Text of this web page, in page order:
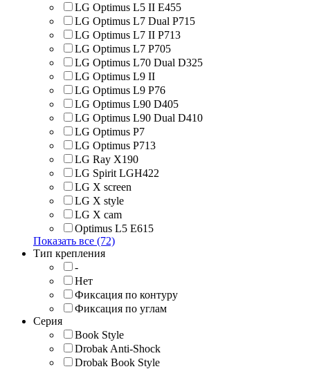
LG Optimus L5 II E455
LG Optimus L7 Dual P715
LG Optimus L7 II P713
LG Optimus L7 P705
LG Optimus L70 Dual D325
LG Optimus L9 II
LG Optimus L9 P76
LG Optimus L90 D405
LG Optimus L90 Dual D410
LG Optimus P7
LG Optimus P713
LG Ray X190
LG Spirit LGH422
LG X screen
LG X style
LG Х cam
Optimus L5 E615
Показать все (72)
Тип крепления
-
Нет
Фиксация по контуру
Фиксация по углам
Серия
Book Style
Drobak Anti-Shock
Drobak Book Style